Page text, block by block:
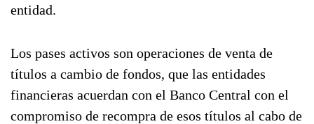
entidad.
Los pases activos son operaciones de venta de
títulos a cambio de fondos, que las entidades
financieras acuerdan con el Banco Central con el
compromiso de recompra de esos títulos al cabo de